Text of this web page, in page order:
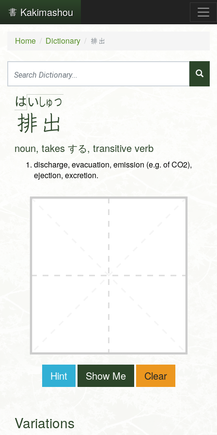
Kakimashou
Home Dictionary 排出
はい
排
しゅつ
出
noun, takes する, transitive verb
discharge, evacuation, emission (e.g. of CO2),
ejection, excretion.
Hint Show Me Clear
Variations